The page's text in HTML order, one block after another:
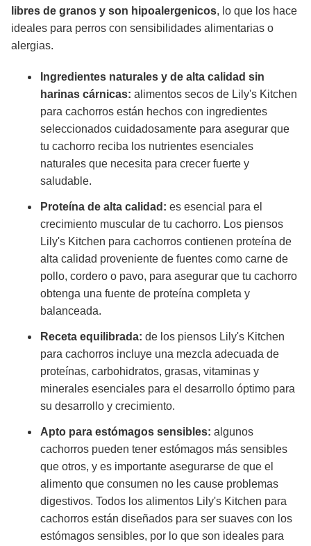
libres de granos y son hipoalergenicos, lo que los hace
ideales para perros con sensibilidades alimentarias o
alergias.
Ingredientes naturales y de alta calidad sin
harinas cárnicas: alimentos secos de Lily's Kitchen
para cachorros están hechos con ingredientes
seleccionados cuidadosamente para asegurar que
tu cachorro reciba los nutrientes esenciales
naturales que necesita para crecer fuerte y
saludable.
Proteína de alta calidad: es esencial para el
crecimiento muscular de tu cachorro. Los piensos
Lily's Kitchen para cachorros contienen proteína de
alta calidad proveniente de fuentes como carne de
pollo, cordero o pavo, para asegurar que tu cachorro
obtenga una fuente de proteína completa y
balanceada.
Receta equilibrada: de los piensos Lily's Kitchen
para cachorros incluye una mezcla adecuada de
proteínas, carbohidratos, grasas, vitaminas y
minerales esenciales para el desarrollo óptimo para
su desarrollo y crecimiento.
Apto para estómagos sensibles: algunos
cachorros pueden tener estómagos más sensibles
que otros, y es importante asegurarse de que el
alimento que consumen no les cause problemas
digestivos. Todos los alimentos Lily's Kitchen para
cachorros están diseñados para ser suaves con los
estómagos sensibles, por lo que son ideales para